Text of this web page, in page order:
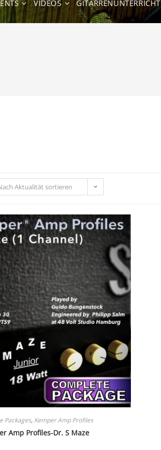
VIDEOS GITARRENUNTERRICHT
Aktualität sortieren
Packages, Kemper Amp Profiles
Amp Profiles-Dr. S Maze